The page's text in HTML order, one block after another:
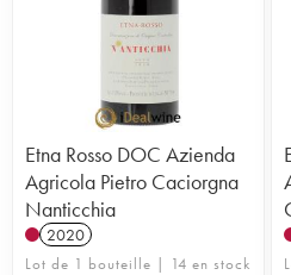
2007 en tant que DOC
Sangiovese, et Pietro y
aromatiques.
En 2006, il découvre les
et en tombe amoureux,
parcelle d’un demi-
centenaires, puis deux
En tout, il propose une
Toscane et trois de Sicile,
terroir d’origine.
Etna Rosso DOC Azienda
Agricola Pietro Caciorgna
Nanticchia
2020
Lot de 1 bouteille | 14 en stock